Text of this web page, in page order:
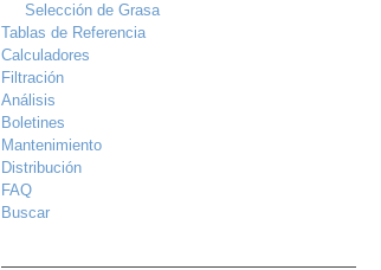
Selección de Grasa
Tablas de Referencia
Calculadores
Filtración
Análisis
Boletines
Mantenimiento
Distribución
FAQ
Buscar